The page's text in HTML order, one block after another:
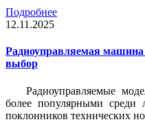
Подробнее
12.11.2025
Радиоуправляемая машина
выбор
Радиоуправляемые
более популярными среди
поклонников технических